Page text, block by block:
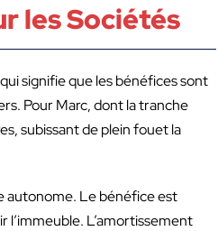
les Sociétés
signifie que les bénéfices sont
Pour Marc, dont la tranche
subissant de plein fouet la
autonome. Le bénéfice est
l’immeuble. L’amortissement